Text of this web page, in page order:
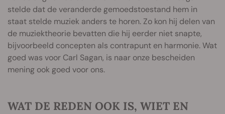
stelde dat de veranderde gemoedstoestand hem in
staat stelde muziek anders te horen. Zo kon hij delen van
de muziektheorie bevatten die hij eerder niet snapte,
bijvoorbeeld concepten als contrapunt en harmonie. Wat
goed was voor Carl Sagan, is naar onze bescheiden
mening ook goed voor ons.
WAT DE REDEN OOK IS, WIET EN